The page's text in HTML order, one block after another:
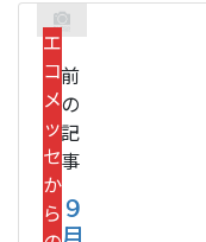
エ
コ
メ
ッ
セ
か
ら
前
の
記
事
９
月